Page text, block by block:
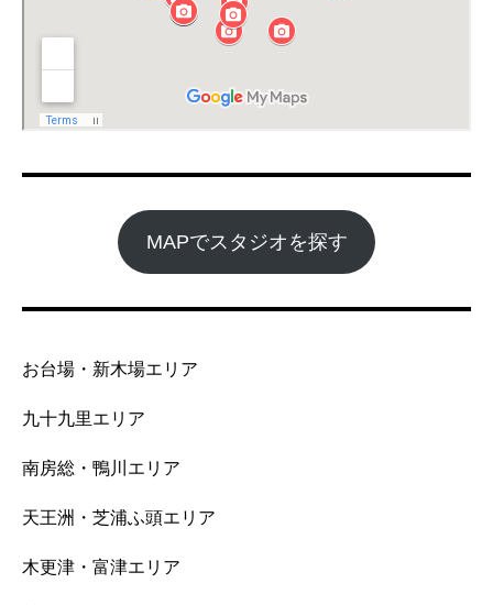
MAPでスタジオを探す
お台場・新木場エリア
九十九里エリア
南房総・鴨川エリア
天王洲・芝浦ふ頭エリア
木更津・富津エリア